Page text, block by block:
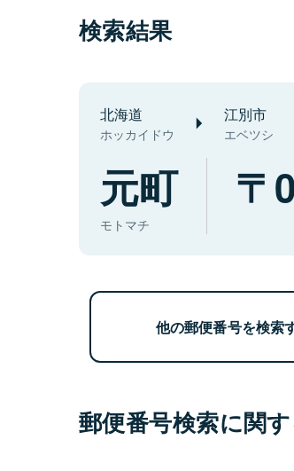
検索結果
北海道
ホッカイドウ
江別市
エベツシ
元町
モトマチ
他の郵便番号を検索
郵便番号検索に関